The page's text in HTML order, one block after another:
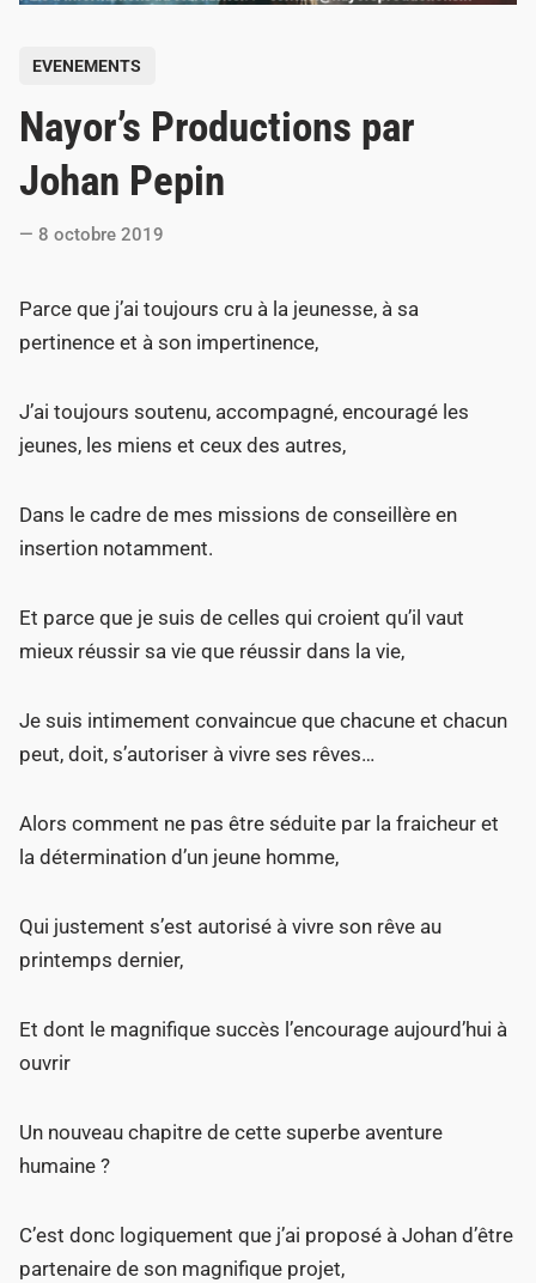
s
e
d
n
EVENEMENTS
Nayor’s Productions par
Johan Pepin
8 octobre 2019
Parce que j’ai toujours cru à la jeunesse, à sa
pertinence et à son impertinence,
J’ai toujours soutenu, accompagné, encouragé les
jeunes, les miens et ceux des autres,
Dans le cadre de mes missions de conseillère en
insertion notamment.
Et parce que je suis de celles qui croient qu’il vaut
mieux réussir sa vie que réussir dans la vie,
Je suis intimement convaincue que chacune et chacun
peut, doit, s’autoriser à vivre ses rêves…
Alors comment ne pas être séduite par la fraicheur et
la détermination d’un jeune homme,
Qui justement s’est autorisé à vivre son rêve au
printemps dernier,
Et dont le magnifique succès l’encourage aujourd’hui à
ouvrir
Un nouveau chapitre de cette superbe aventure
humaine ?
C’est donc logiquement que j’ai proposé à Johan d’être
partenaire de son magnifique projet,